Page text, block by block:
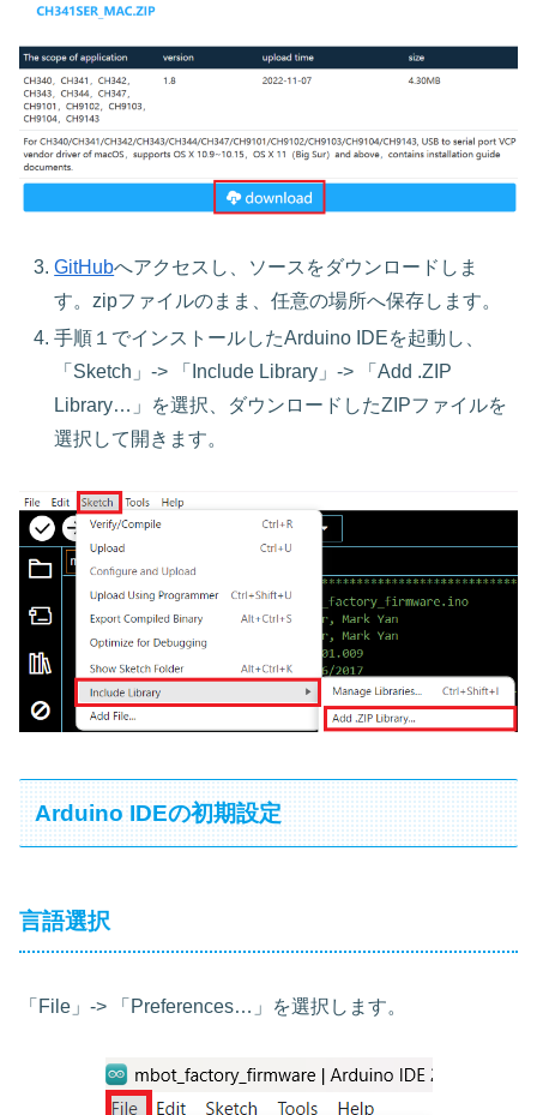
GitHubへアクセスし、ソースをダウンロードしま
す。zipファイルのまま、任意の場所へ保存します。
手順１でインストールしたArduino IDEを起動し、
「Sketch」-> 「Include Library」-> 「Add .ZIP
Library…」を選択、ダウンロードしたZIPファイルを
選択して開きます。
Arduino IDEの初期設定
言語選択
「File」-> 「Preferences…」を選択します。